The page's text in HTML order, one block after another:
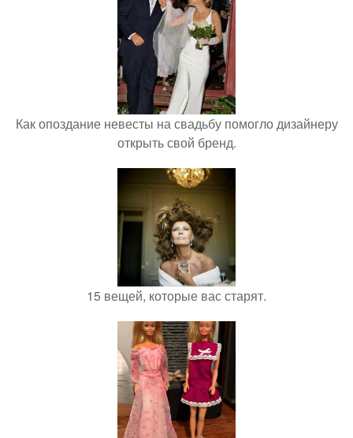
Как опоздание невесты на свадьбу помогло дизайнеру
открыть свой бренд.
15 вещей, которые вас старят.